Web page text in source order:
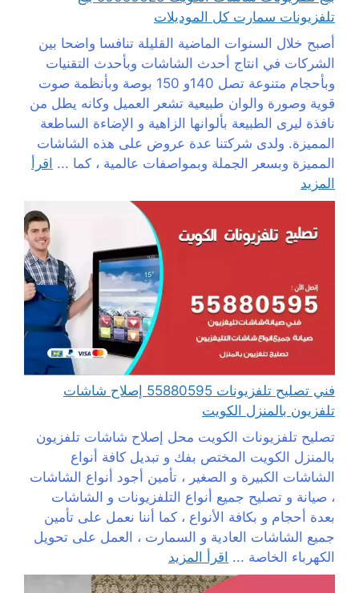
تلفزيونات سمارت كل الموديلات
أصبح خلال السنوات الماضية القليلة تنافسا واضحا بين
الشركات في انتاج أحدث الشاشات وبأحدث التقنيات
وبأحجام متنوعة تصل 140و 150 بوصة وبأنظمة صوت
قوية وصورة والوان طبيعية تشعر العميل وكانه يطل من
نافذة ليرى الطبيعة بألوانها الزاهية و الإضاءة الساطعة
المميزة. ولدى شركتنا عدة عروض على هذه الشاشات
المميزة وبسعر الجملة وبمواصفات عالمية ، كما ... اقرأ
المزيد
فني تصليح تلفزيونات 55880595 إصلاح شاشات
تلفزيون بالمنزل الكويت
تصليح تلفزيونات الكويت محل إصلاح شاشات تلفزيون
بالمنزل الكويت المختص بفك و تبديل كافة أنواع
الشاشات الكبيرة و الصغير ، تأمين أجود أنواع الشاشات
، صيانة و تصليح جميع أنواع التلفزيونات و الشاشات
بعدة أحجام و بكافة الأنواع ، كما أننا نعمل على تأمين
جميع الشاشات العادية و السمارت ، العمل على تحويل
الكهرباء الخاصة ... اقرأ المزيد